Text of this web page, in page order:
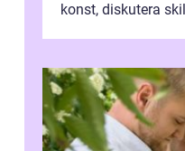
konst, diskutera